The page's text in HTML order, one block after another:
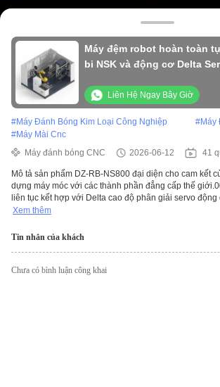
Máy đệm robot hoàn toàn
bi NSK và động cơ Delta
Liên Hệ Ngay Bây Giờ
#Máy Đánh Bóng Kim Loại Công Nghiệp #Máy
#Máy Mài Cnc
Máy đánh bóng CNC
2026-06-12 41
Mô tả sản phẩm DZ-RB-NS800 đại diện cho cam kết
dựng máy móc với các thành phần đẳng cấp thế
liên tục kết hợp với Delta cao độ phân giải servo động
Xem thêm
Tin nhắn của khách
Chưa có bình luận công khai